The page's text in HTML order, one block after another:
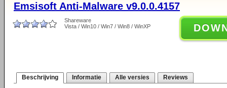
Emsisoft Anti-Malware v9.0.0.4157
Shareware
Vista / Win10 / Win7 / Win8 / WinXP
Beschrijving Informatie Alle versies Reviews